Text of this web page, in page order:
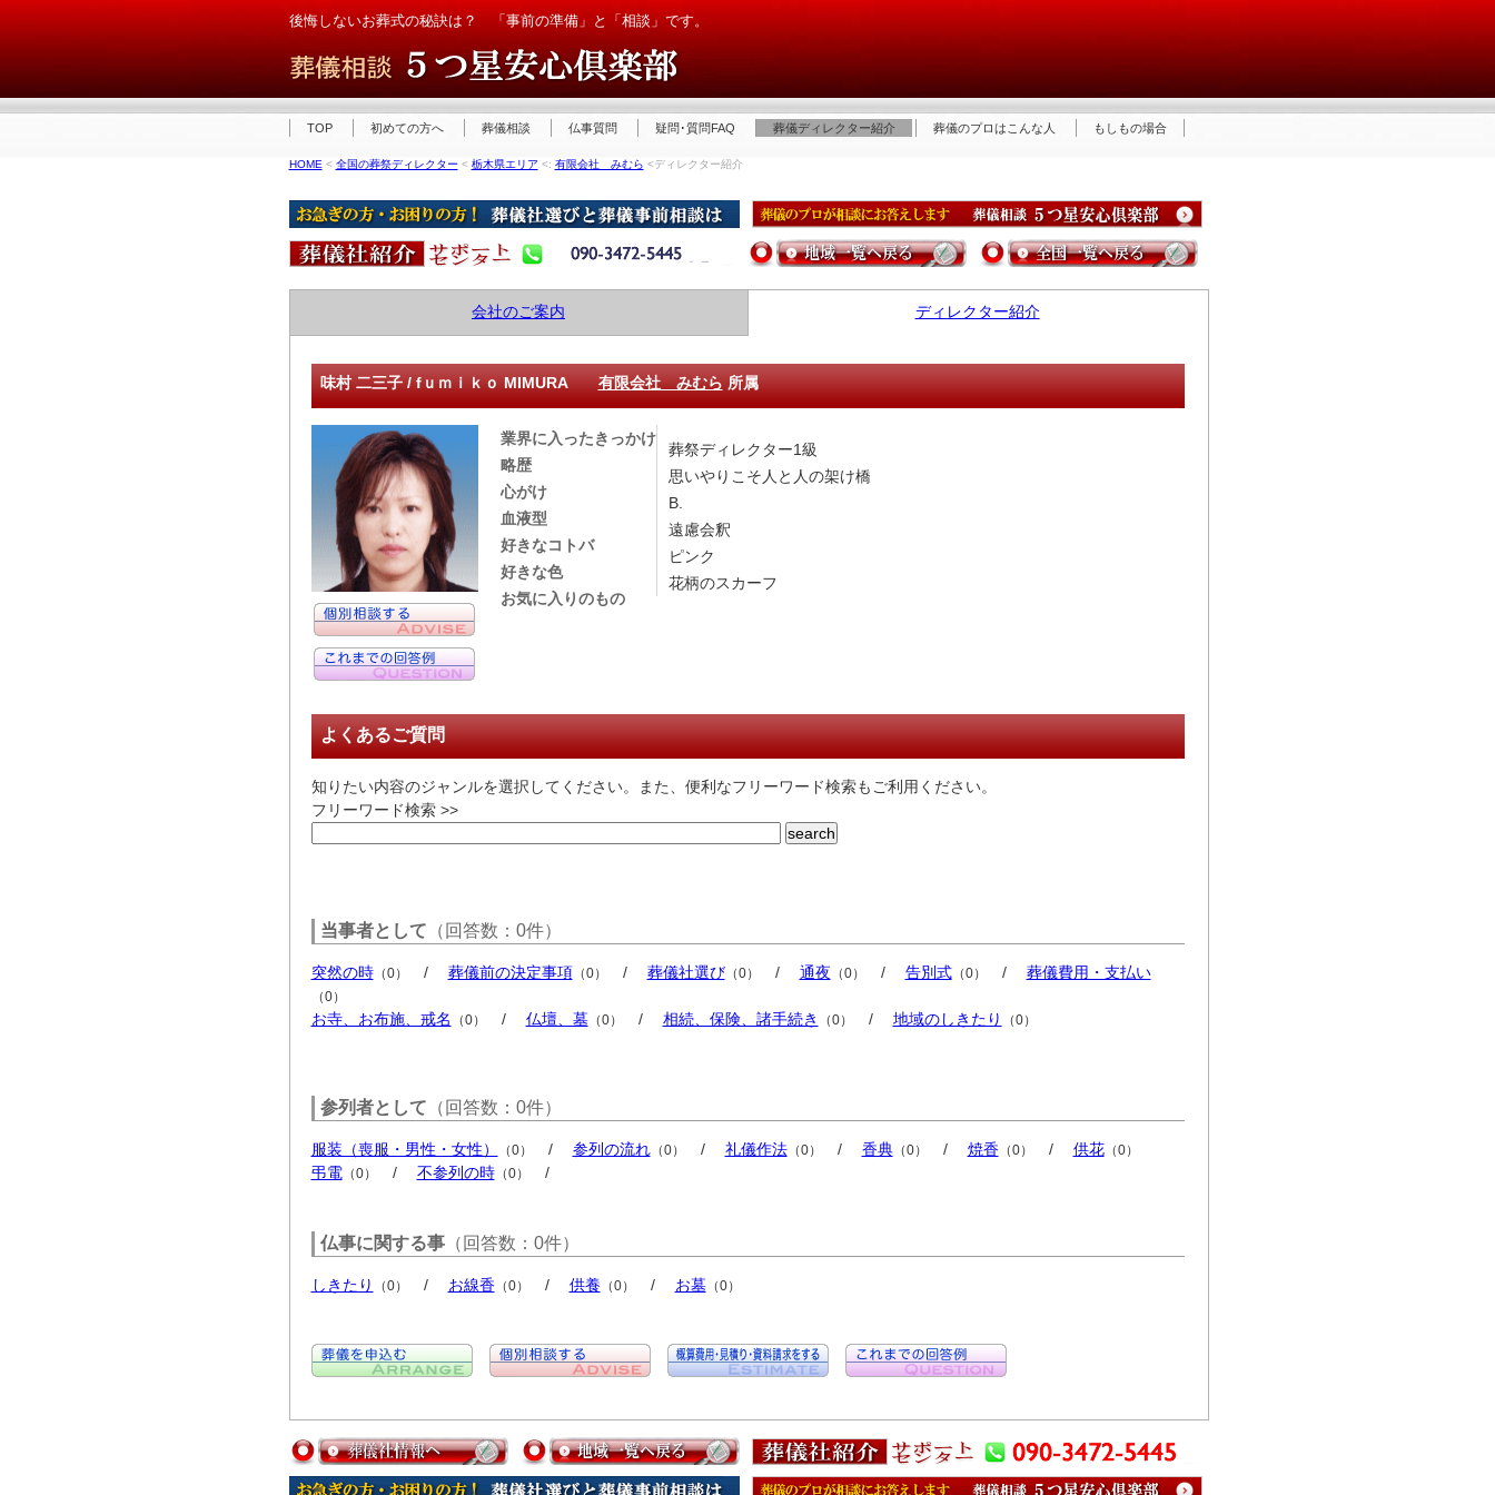
後悔しないお葬式の秘訣は？ 「事前の準備」と「相談」です。
TOP 初めての方へ 葬儀相談 仏事質問 疑問･質問FAQ 葬儀ディレクター紹介 葬儀のプロはこんな人 もしもの場合
HOME < 全国の葬祭ディレクター < 栃木県エリア <: 有限会社 みむら <ディレクター紹介
会社のご案内 ディレクター紹介
味村 二三子 / fｕｍｉｋｏ MIMURA 有限会社 みむら 所属
業界に入ったきっかけ
略歴
葬祭ディレクター1級
心がけ
思いやりこそ人と人の架け橋
血液型
B.
好きなコトバ
遠慮会釈
好きな色
ピンク
お気に入りのもの
花柄のスカーフ
よくあるご質問
知りたい内容のジャンルを選択してください。また、便利なフリーワード検索もご利用ください。
フリーワード検索 >>
当事者として （回答数：0件）
突然の時（0） / 葬儀前の決定事項 （0） / 葬儀社選び（0） / 通夜 （0） / 告別式（0） / 葬儀費用・支払い
（0）
お寺、お布施、戒名 （0） / 仏壇、墓（0） / 相続、保険、諸手続き （0） / 地域のしきたり （0）
参列者として （回答数：0件）
服装（喪服・男性・女性） （0） / 参列の流れ（0） / 礼儀作法（0） / 香典（0） / 焼香（0） / 供花（0）
弔電（0） / 不参列の時（0） /
仏事に関する事（回答数：0件）
しきたり （0） / お線香（0） / 供養 （0） / お墓（0）